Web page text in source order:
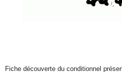
Fiche découverte du conditionnel